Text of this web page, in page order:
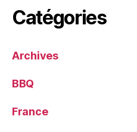
Catégories
Archives
BBQ
France